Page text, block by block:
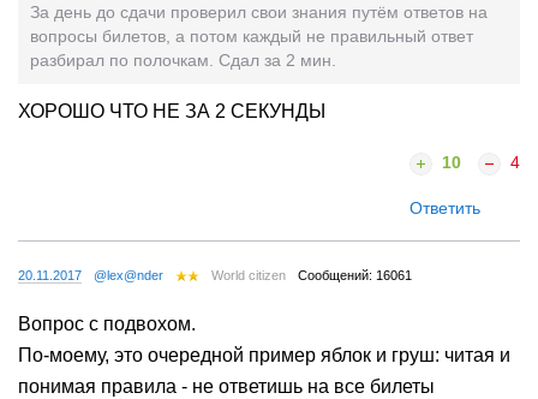
За день до сдачи проверил свои знания путём ответов на
вопросы билетов, а потом каждый не правильный ответ
разбирал по полочкам. Сдал за 2 мин.
ХОРОШО ЧТО НЕ ЗА 2 СЕКУНДЫ
10 4
Ответить
20.11.2017 @lex@nder World citizen Сообщений: 16061
Вопрос с подвохом.
По-моему, это очередной пример яблок и груш: читая и
понимая правила - не ответишь на все билеты